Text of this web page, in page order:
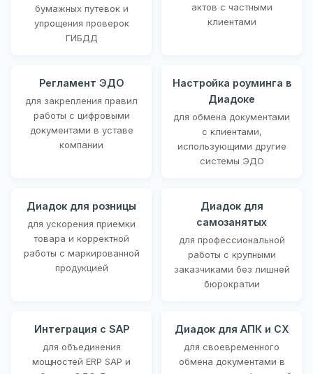
бумажных путевок и
упрощения проверок
ГИБДД
актов с частными
клиентами
Регламент ЭДО
для закрепления правил
работы с цифровыми
документами в уставе
компании
Настройка роуминга в
Диадоке
для обмена документами
с клиентами,
использующими другие
системы ЭДО
Диадок для розницы
для ускорения приемки
товара и корректной
работы с маркированной
продукцией
Диадок для
самозанятых
для профессиональной
работы с крупными
заказчиками без лишней
бюрократии
Интеграция с SAP
для объединения
мощностей ERP SAP и
Диадок для АПК и СХ
для своевременного
обмена документами в